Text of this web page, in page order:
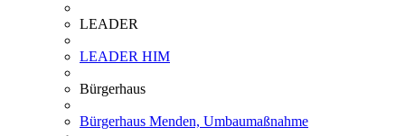
LEADER
LEADER HIM
Bürgerhaus
Bürgerhaus Menden, Umbaumaßnahme